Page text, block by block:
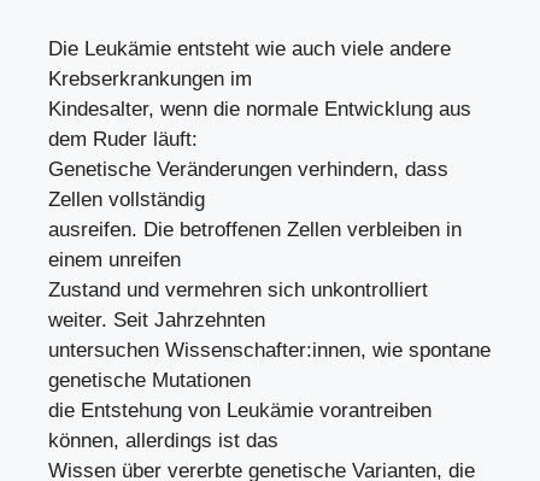
Die Leukämie entsteht wie auch viele andere
Krebserkrankungen im
Kindesalter, wenn die normale Entwicklung aus
dem Ruder läuft:
Genetische Veränderungen verhindern, dass
Zellen vollständig
ausreifen. Die betroffenen Zellen verbleiben in
einem unreifen
Zustand und vermehren sich unkontrolliert
weiter. Seit Jahrzehnten
untersuchen Wissenschafter:innen, wie spontane
genetische Mutationen
die Entstehung von Leukämie vorantreiben
können, allerdings ist das
Wissen über vererbte genetische Varianten, die